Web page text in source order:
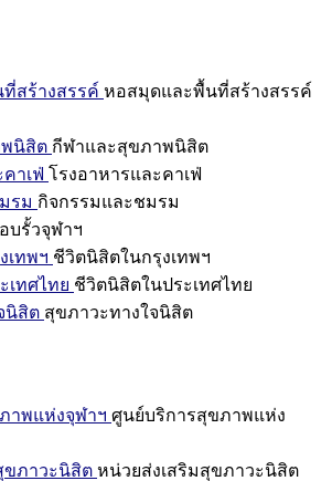
สร้างสรรค์ หอสมุดและพื้นที่สร้างสรรค์
นิสิต กีฬาและสุขภาพนิสิต
าเฟ่ โรงอาหารและคาเฟ่
รม กิจกรรมและชมรม
บรั้วจุฬาฯ
เทพฯ ชีวิตนิสิตในกรุงเทพฯ
เทศไทย ชีวิตนิสิตในประเทศไทย
นิสิต สุขภาวะทางใจนิสิต
าพแห่งจุฬาฯ ศูนย์บริการสุขภาพแห่ง
ขภาวะนิสิต หน่วยส่งเสริมสุขภาวะนิสิต